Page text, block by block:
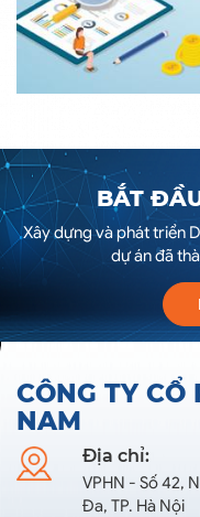
BẮT
Xây dựng và phát triển
dự án đã
CÔNG TY CỔ
NAM
Địa chỉ:
VPHN - Số 42,
Đa, TP. Hà Nội